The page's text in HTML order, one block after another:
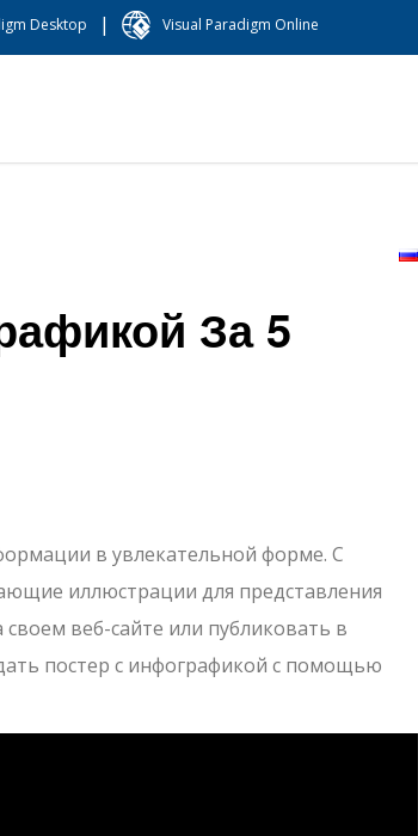
Desktop | Visual Paradigm Online
За 5
в увлекательной форме. С
иллюстрации для представления
веб-сайте или публиковать в
постер с инфографикой с помощью